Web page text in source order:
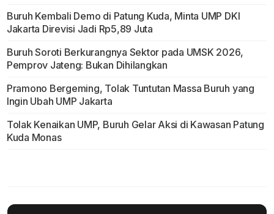
Buruh Kembali Demo di Patung Kuda, Minta UMP DKI
Jakarta Direvisi Jadi Rp5,89 Juta
Buruh Soroti Berkurangnya Sektor pada UMSK 2026,
Pemprov Jateng: Bukan Dihilangkan
Pramono Bergeming, Tolak Tuntutan Massa Buruh yang
Ingin Ubah UMP Jakarta
Tolak Kenaikan UMP, Buruh Gelar Aksi di Kawasan Patung
Kuda Monas